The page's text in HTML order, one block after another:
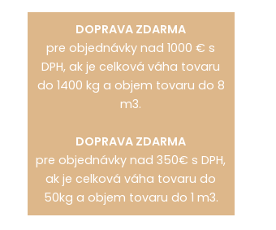
DOPRAVA ZDARMA
pre objednávky nad 1000 € s
DPH, ak je celková váha tovaru
do 1400 kg a objem tovaru do 8
m3.
DOPRAVA ZDARMA
pre objednávky nad 350€ s DPH,
ak je celková váha tovaru do
50kg a objem tovaru do 1 m3.